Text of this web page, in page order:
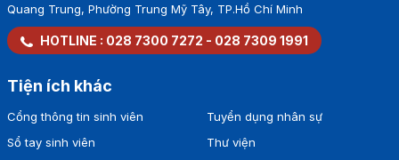
Quang Trung, Phường Trung Mỹ Tây, TP.Hồ Chí Minh
HOTLINE : 028 7300 7272 - 028 7309 1991
Tiện ích khác
Cổng thông tin sinh viên
Sổ tay sinh viên
Tuyển dụng nhân sự
Thư viện